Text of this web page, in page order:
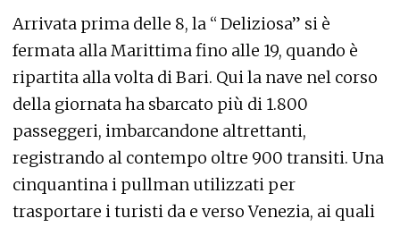
Arrivata prima delle 8, la “ Deliziosa” si è
fermata alla Marittima fino alle 19, quando è
ripartita alla volta di Bari. Qui la nave nel corso
della giornata ha sbarcato più di 1.800
passeggeri, imbarcandone altrettanti,
registrando al contempo oltre 900 transiti. Una
cinquantina i pullman utilizzati per
trasportare i turisti da e verso Venezia, ai quali